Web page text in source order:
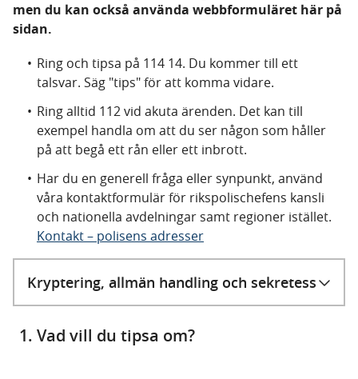
men du kan också använda webbformuläret här på
sidan.
Ring och tipsa på 114 14. Du kommer till ett
talsvar. Säg "tips" för att komma vidare.
Ring alltid 112 vid akuta ärenden. Det kan till
exempel handla om att du ser någon som håller
på att begå ett rån eller ett inbrott.
Har du en generell fråga eller synpunkt, använd
våra kontaktformulär för rikspolischefens kansli
och nationella avdelningar samt regioner istället.
Kontakt – polisens adresser
Kryptering, allmän handling och sekretess
1. Vad vill du tipsa om?